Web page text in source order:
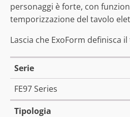
personaggi è forte, con
temporizzazione del tavolo
Lascia che ExoForm definisca
Serie
FE97 Series
Tipologia